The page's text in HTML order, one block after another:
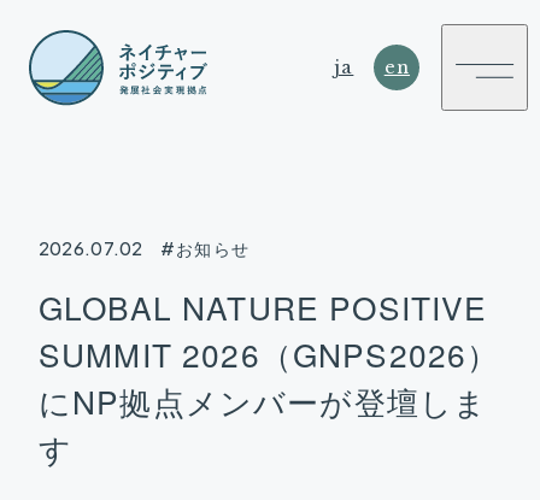
NATURE
POSITIVE
SUSTAINABLE DEVELOPMENT HUB
ja en
2026.07.02 #お知らせ
GLOBAL NATURE POSITIVE
SUMMIT 2026（GNPS2026）
にNP拠点メンバーが登壇しま
す